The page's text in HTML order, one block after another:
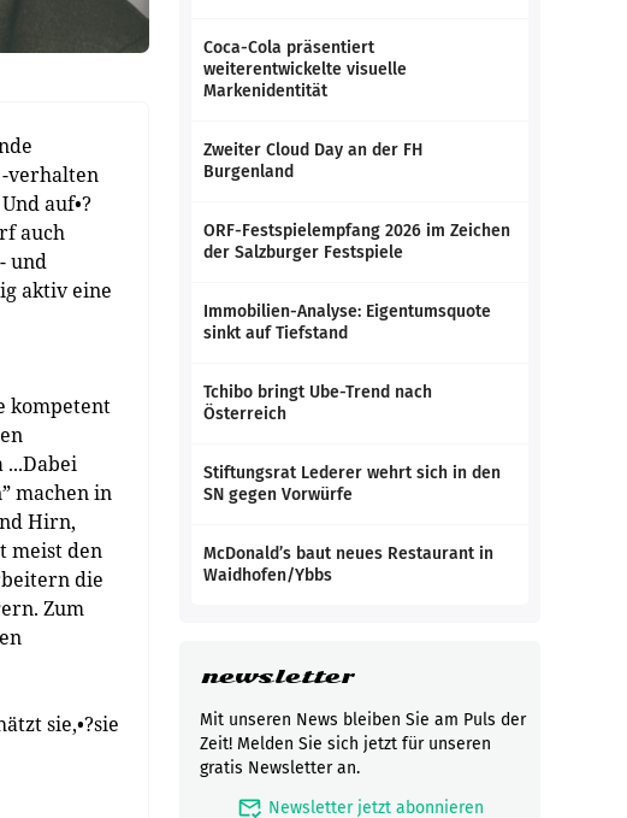
verhalten
auf•?
auch
und
aktiv eine
kompetent
machen in
Hirn,
meist den
die
Zum
sie,•?sie
Coca-Cola präsentiert
weiterentwickelte visuelle
Markenidentität
Zweiter Cloud Day an der FH
Burgenland
ORF-Festspielempfang 2026 im Zeichen
der Salzburger Festspiele
Immobilien-Analyse: Eigentumsquote
sinkt auf Tiefstand
Tchibo bringt Ube-Trend nach
Österreich
Stiftungsrat Lederer wehrt sich in den
SN gegen Vorwürfe
McDonald’s baut neues Restaurant in
Waidhofen/Ybbs
newsletter
Mit unseren News bleiben Sie am Puls der
Zeit! Melden Sie sich jetzt für unseren
gratis Newsletter an.
mark_email_read Newsletter jetzt abonnieren